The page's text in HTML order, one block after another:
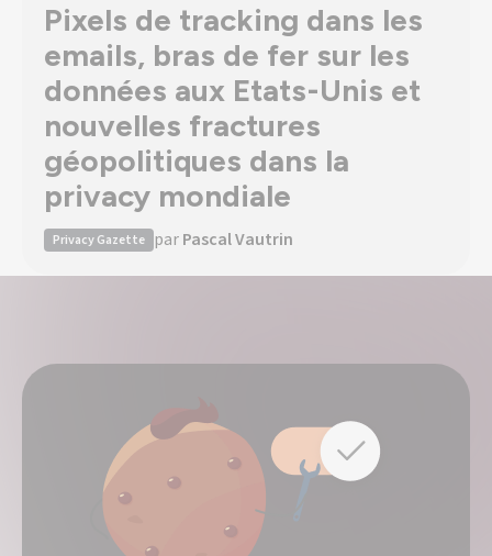
Pixels de tracking dans les
emails, bras de fer sur les
données aux Etats-Unis et
nouvelles fractures
géopolitiques dans la
privacy mondiale
Privacy Gazette parPascal Vautrin